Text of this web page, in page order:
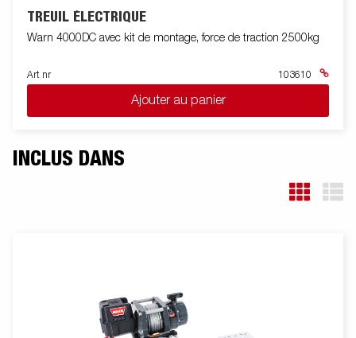
TREUIL ÉLECTRIQUE
Warn 4000DC avec kit de montage, force de traction 2500kg
Art nr 103610
Ajouter au panier
INCLUS DANS